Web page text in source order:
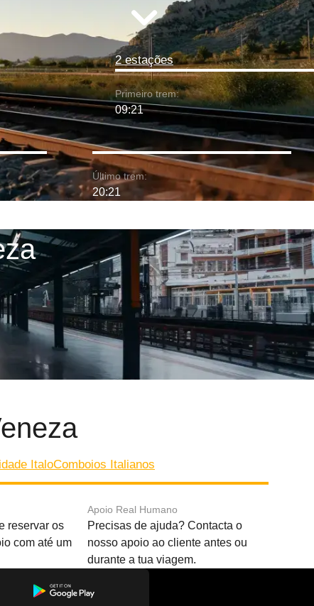
2 estações
Primeiro trem:
09:21
Último trem:
20:21
ItaloComboios Italianos
reservar os
com até um
Apoio Real Humano
Precisas de ajuda? Contacta o
nosso apoio ao cliente antes ou
durante a tua viagem.